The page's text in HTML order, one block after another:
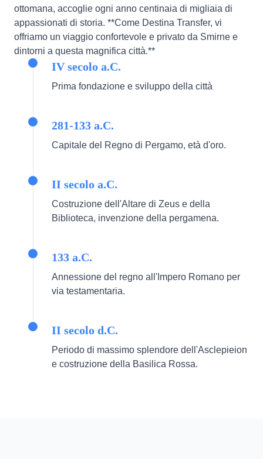
ottomana, accoglie ogni anno centinaia di migliaia di
appassionati di storia. **Come Destina Transfer, vi
offriamo un viaggio confortevole e privato da Smirne e
dintorni a questa magnifica città.**
IV secolo a.C.
Prima fondazione e sviluppo della città
281-133 a.C.
Capitale del Regno di Pergamo, età d'oro.
II secolo a.C.
Costruzione dell'Altare di Zeus e della
Biblioteca, invenzione della pergamena.
133 a.C.
Annessione del regno all'Impero Romano per
via testamentaria.
II secolo d.C.
Periodo di massimo splendore dell'Asclepieion
e costruzione della Basilica Rossa.